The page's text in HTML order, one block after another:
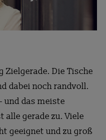
Zielgerade. Die Tische
dabei noch randvoll.
und das meiste
alle gerade zu. Viele
geeignet und zu groß